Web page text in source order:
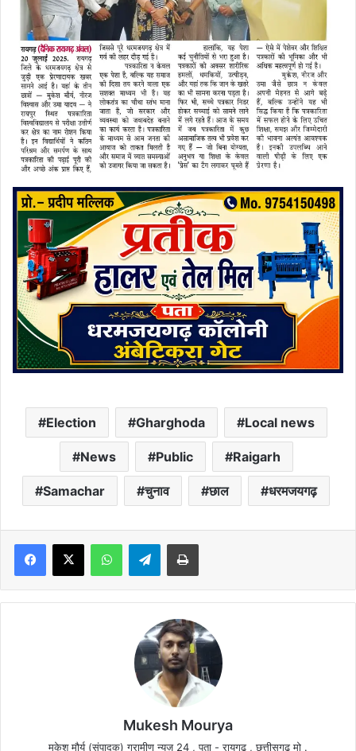
Election Gharghoda Local news
News Public Raigarh
Samachar चुनाव छाल धरमजयगढ़
Facebook
X WhatsAppTelegramPrint
Mukesh Mourya
मुकेश मौर्य (संपादक) ग्रामीण न्यूज़ 24 , पता - रायगढ़ , छत्तीसगढ़ मो .